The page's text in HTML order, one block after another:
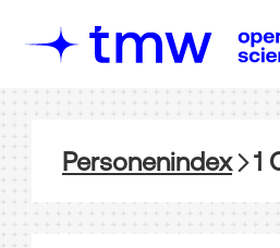
Personenindex 1